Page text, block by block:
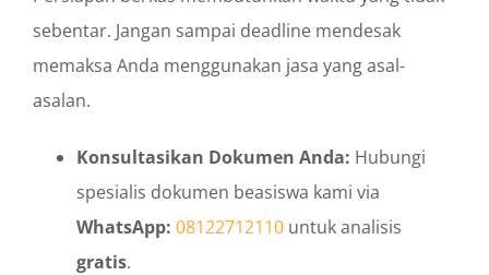
sebentar. Jangan sampai deadline mendesak
memaksa Anda menggunakan jasa yang asal-
asalan.
Konsultasikan Dokumen Anda: Hubungi
spesialis dokumen beasiswa kami via
WhatsApp: 08122712110 untuk analisis
gratis.